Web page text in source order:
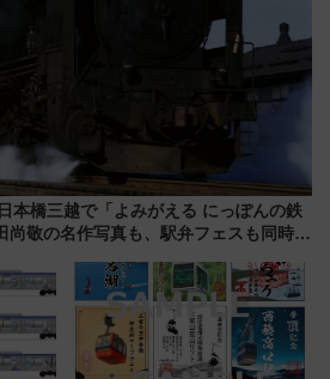
本橋三越で「よみがえる にっぽんの鉄
尚敬の名作写真も、駅弁フェスも同時開